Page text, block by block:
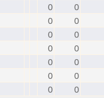
0
0
0
0
0
0
0
0
0
0
0
0
0 0